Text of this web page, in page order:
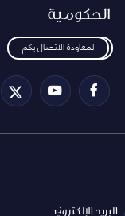
الحكومية
لمعاودة الاتصال بكم
البريد الإلكتروني